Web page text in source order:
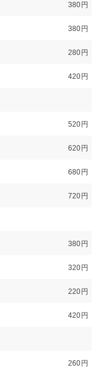
380円
380円
280円
420円
520円
620円
680円
720円
380円
320円
220円
420円
260円